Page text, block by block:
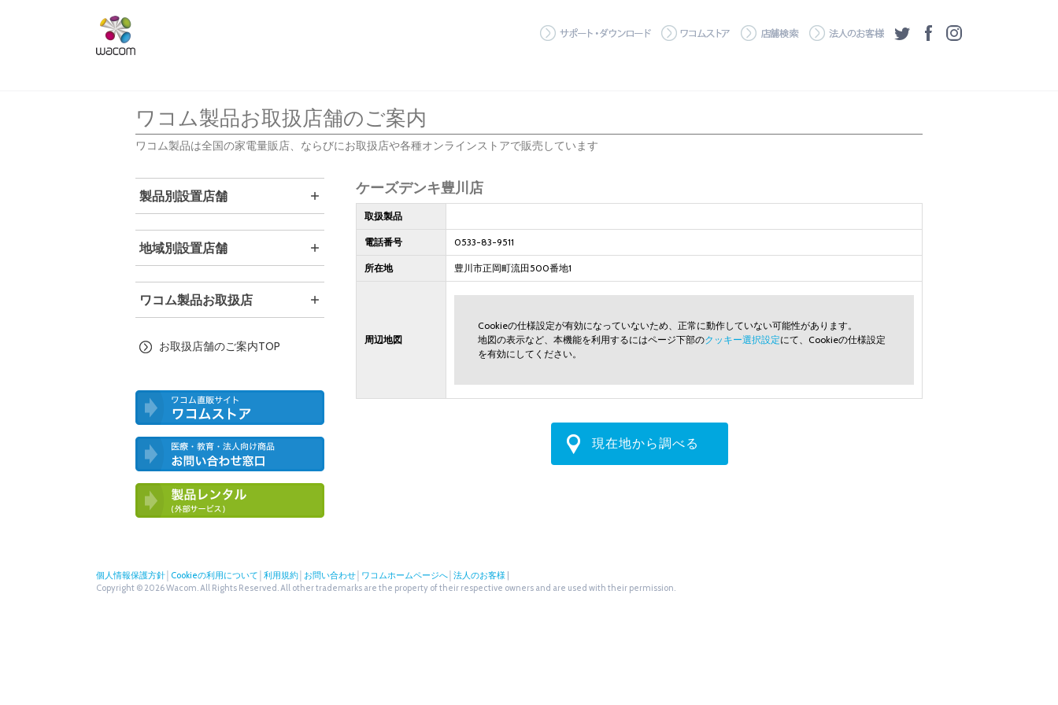
サポート・ダウンロード
ワコムストア 店舗検索 法人のお客様
ツイッターフェイスブック
ワコム製品お取扱店舗のご案内
ワコム製品は全国の家電量販店、ならびにお取扱店や各種オンラインストアで販売しています
ケーズデンキ豊川店
取扱製品
電話番号 0533-83-9511
所在地 豊川市正岡町流田500番地1
周辺地図
Cookieの仕様設定が有効になっていないため、正常に動作していない可能性があります。
地図の表示など、本機能を利用するにはページ下部のクッキー選択設定にて、Cookieの仕様設定
を有効にしてください。
現在地から調べる
製品別設置店舗
地域別設置店舗
ワコム製品お取扱店
お取扱店舗のご案内TOP
わせ窓口
個人情報保護方針 Cookieの利用について 利用規約 お問い合わせ ワコムホームページへ 法人のお客様
Copyright © 2026 Wacom. All Rights Reserved. All other trademarks are the property of their respective owners and are used with their permission.